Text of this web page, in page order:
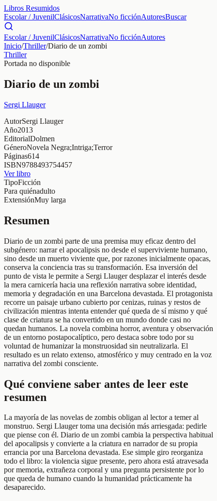
Libros Resumidos
Escolar / JuvenilClásicosNarrativaNo ficciónAutoresBuscar
Escolar / JuvenilClásicosNarrativaNo ficciónAutores
Inicio/Thriller/Diario de un zombi
Thriller
Portada no disponible
Diario de un zombi
Sergi Llauger
AutorSergi Llauger
Año2013
EditorialDolmen
GéneroNovela Negra;Intriga;Terror
Páginas614
ISBN9788493754457
Ver libro
TipoFicción
Para quiénadulto
ExtensiónMuy larga
Resumen
Diario de un zombi parte de una premisa muy eficaz dentro del
subgénero: narrar el apocalipsis no desde el superviviente humano,
sino desde un muerto viviente que, por razones inicialmente opacas,
conserva la conciencia tras su transformación. Esa inversión del
punto de vista le permite a Sergi Llauger desplazar el interés desde
la mera carnicería hacia una reflexión narrativa sobre identidad,
memoria y degradación en una Barcelona devastada. El protagonista
recorre un paisaje urbano cubierto por cenizas, ruinas y restos de
civilización mientras intenta entender qué queda de sí mismo y qué
clase de criatura se ha convertido en un mundo donde casi no
quedan humanos. La novela combina horror, aventura y observación
de un entorno postapocalíptico, pero destaca sobre todo por su
voluntad de humanizar la monstruosidad sin neutralizarla. El
resultado es un relato extenso, atmosférico y muy centrado en la voz
narrativa del zombi consciente.
Qué conviene saber antes de leer este
resumen
La mayoría de las novelas de zombis obligan al lector a temer al
monstruo. Sergi Llauger toma una decisión más arriesgada: pedirle
que piense con él. Diario de un zombi cambia la perspectiva habitual
del apocalipsis y convierte a la criatura en narrador de su propia
errancia por una Barcelona devastada. Ese simple giro reorganiza
todo el libro: la violencia sigue presente, pero ahora está atravesada
por memoria, extrañeza corporal y una pregunta persistente por lo
que queda de humano cuando la humanidad prácticamente ha
desaparecido.